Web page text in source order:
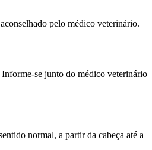
pelo médico veterinário.
Informe-se junto do médico veterinário
normal, a partir da cabeça até a